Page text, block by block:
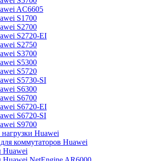
AC6605
S1700
S2700
S2720-EI
S2750
S3700
S5300
S5720
S5730-SI
S6300
S6700
S6720-EI
S6720-SI
S9700
Huawei
коммутаторов Huawei
Huawei